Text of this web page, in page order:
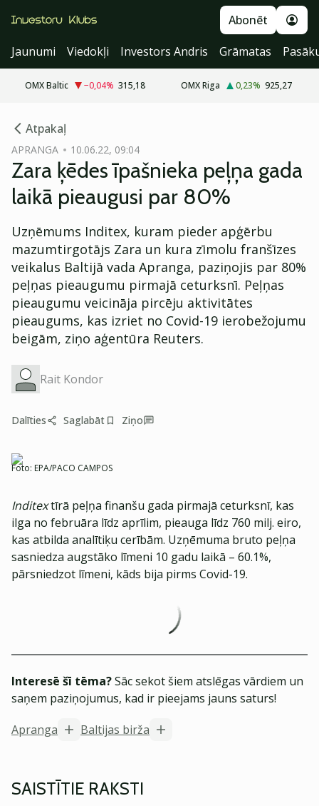
Abonēt
Jaunumi
Viedokļi Investors Andris Grāmatas
OMX Baltic −0,04% 315,18 OMX Riga 0,23% 925,27
Atpakaļ
APRANGA 10.06.22, 09:04
Zara ķēdes īpašnieka peļņa gada
laikā pieaugusi par 80%
Uzņēmums Inditex, kuram pieder apģērbu
mazumtirgotājs Zara un kura zīmolu franšīzes
veikalus Baltijā vada Apranga, paziņojis par 80%
peļņas pieaugumu pirmajā ceturksnī. Peļņas
pieaugumu veicināja pircēju aktivitātes
pieaugums, kas izriet no Covid-19 ierobežojumu
beigām, ziņo aģentūra Reuters.
Rait Kondor
Dalīties Saglabāt Ziņo
Foto: EPA/PACO CAMPOS
Inditextīrā peļņa finanšu gada pirmajā ceturksnī, kas
ilga no februāra līdz aprīlim, pieauga līdz 760 milj. eiro,
kas atbilda analītiķu cerībām. Uzņēmuma bruto peļņa
sasniedza augstāko līmeni 10 gadu laikā – 60.1%,
pārsniedzot līmeni, kāds bija pirms Covid-19.
Interesē šī tēma?Sāc sekot šiem atslēgas vārdiem un
saņem paziņojumus, kad ir pieejams jauns saturs!
Apranga
Baltijas birža
SAISTĪTIE RAKSTI